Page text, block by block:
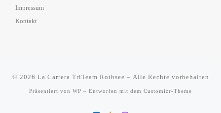
Impressum
Kontakt
© 2026 La Carrera TriTeam Rothsee – Alle Rechte vorbehalten
Präsentiert von WP – Entworfen mit dem Customizr-Theme